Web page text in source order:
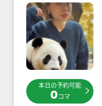
本日の予約可能
0コマ